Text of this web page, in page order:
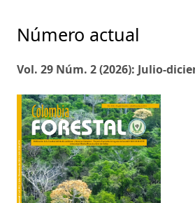
Número actual
Vol. 29 Núm. 2 (2026): Julio-